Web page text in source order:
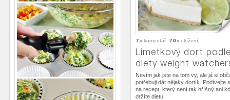
7x komentář 70x uložení
Limetkový dort
diety weight
Nevím jak jste na tom vy, ale já si
potřebuji dát nějaký dortík. Podívejte
na recept, který není tak hříšný ani
držíte dietu.